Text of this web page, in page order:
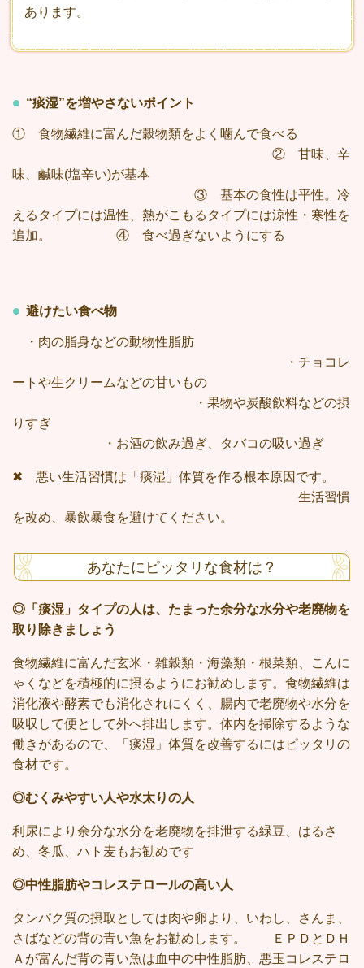
あります。
“痰湿”を増やさないポイント
① 食物繊維に富んだ穀物類をよく噛んで食べる
② 甘味、辛
味、 鹹味(塩辛い)が基本
③ 基本の食性は平性。冷
えるタイプには温性、熱がこもるタイプには涼性・寒性を
追加。 ④ 食べ過ぎないようにする
避けたい食べ物
・肉の脂身などの動物性脂肪
・チョコレ
ートや生クリームなどの甘いもの
・果物や炭酸飲料などの摂
りすぎ
・お酒の飲み過ぎ、タバコの吸い過ぎ
✖ 悪い生活習慣は「痰湿」体質を作る根本原因です。
生活習慣
を改め、暴飲暴食を避けてください。
あなたにピッタリな食材は？
◎「痰湿」タイプの人は、たまった余分な水分や老廃物を
取り除きましょう
食物繊維に富んだ玄米・雑穀類・海藻類・根菜類、こんに
ゃくなどを積極的に摂るようにお勧めします。食物繊維は
消化液や酵素でも消化されにくく、腸内で老廃物や水分を
吸収して便として外へ排出します。体内を掃除するような
働きがあるので、「痰湿」体質を改善するにはピッタリの
食材です。
◎むくみやすい人や水太りの人
利尿により余分な水分を老廃物を排泄する緑豆、はるさ
め、冬瓜、ハト麦もお勧めです
◎中性脂肪やコレステロールの高い人
タンパク質の摂取としては肉や卵より、いわし、さんま、
さばなどの背の青い魚をお勧めします。 ＥＰＤとＤＨ
Ａが富んだ背の青い魚は血中の中性脂肪、悪玉コレステロ